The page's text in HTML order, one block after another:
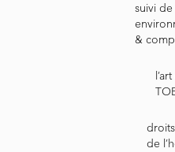
suivi de
&
droits
de